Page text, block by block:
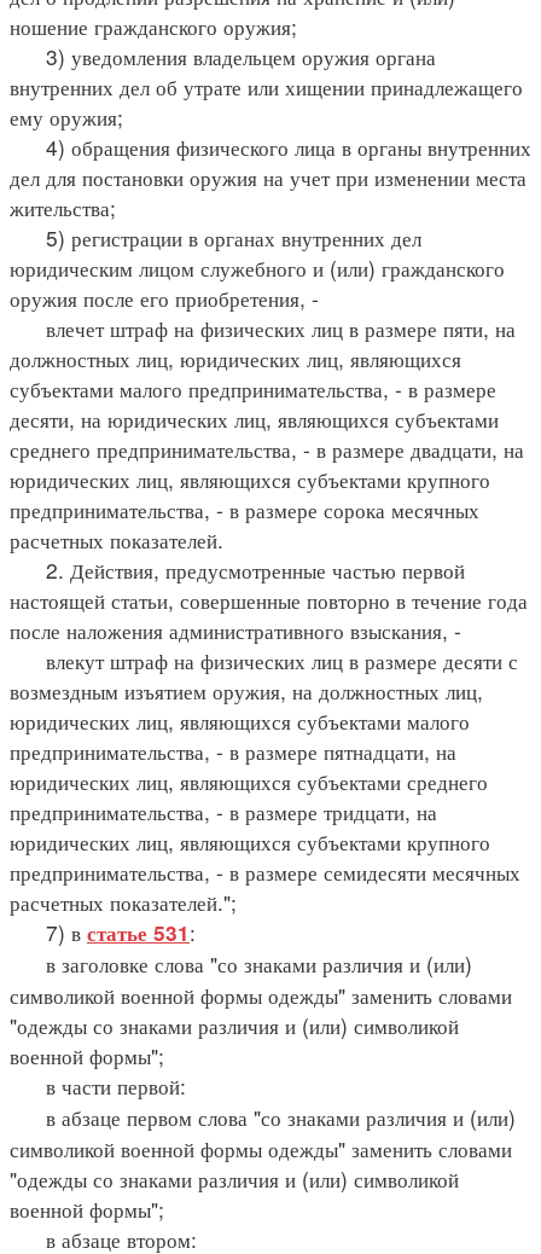
ношение гражданского оружия;
3) уведомления владельцем оружия органа
внутренних дел об утрате или хищении принадлежащего
ему оружия;
4) обращения физического лица в органы внутренних
дел для постановки оружия на учет при изменении места
жительства;
5) регистрации в органах внутренних дел
юридическим лицом служебного и (или) гражданского
оружия после его приобретения, -
влечет штраф на физических лиц в размере пяти, на
должностных лиц, юридических лиц, являющихся
субъектами малого предпринимательства, - в размере
десяти, на юридических лиц, являющихся субъектами
среднего предпринимательства, - в размере двадцати, на
юридических лиц, являющихся субъектами крупного
предпринимательства, - в размере сорока месячных
расчетных показателей.
2. Действия, предусмотренные частью первой
настоящей статьи, совершенные повторно в течение года
после наложения административного взыскания, -
влекут штраф на физических лиц в размере десяти с
возмездным изъятием оружия, на должностных лиц,
юридических лиц, являющихся субъектами малого
предпринимательства, - в размере пятнадцати, на
юридических лиц, являющихся субъектами среднего
предпринимательства, - в размере тридцати, на
юридических лиц, являющихся субъектами крупного
предпринимательства, - в размере семидесяти месячных
расчетных показателей.";
7) в статье 531:
в заголовке слова "со знаками различия и (или)
символикой военной формы одежды" заменить словами
"одежды со знаками различия и (или) символикой
военной формы";
в части первой:
в абзаце первом слова "со знаками различия и (или)
символикой военной формы одежды" заменить словами
"одежды со знаками различия и (или) символикой
военной формы";
в абзаце втором: